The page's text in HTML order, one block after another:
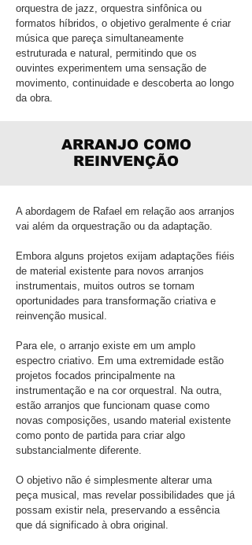
orquestra de jazz, orquestra sinfônica ou
formatos híbridos, o objetivo geralmente é criar
música que pareça simultaneamente
estruturada e natural, permitindo que os
ouvintes experimentem uma sensação de
movimento, continuidade e descoberta ao longo
da obra.
ARRANJO COMO
REINVENÇÃO
A abordagem de Rafael em relação aos arranjos
vai além da orquestração ou da adaptação.
Embora alguns projetos exijam adaptações fiéis
de material existente para novos arranjos
instrumentais, muitos outros se tornam
oportunidades para transformação criativa e
reinvenção musical.
Para ele, o arranjo existe em um amplo
espectro criativo. Em uma extremidade estão
projetos focados principalmente na
instrumentação e na cor orquestral. Na outra,
estão arranjos que funcionam quase como
novas composições, usando material existente
como ponto de partida para criar algo
substancialmente diferente.
O objetivo não é simplesmente alterar uma
peça musical, mas revelar possibilidades que já
possam existir nela, preservando a essência
que dá significado à obra original.